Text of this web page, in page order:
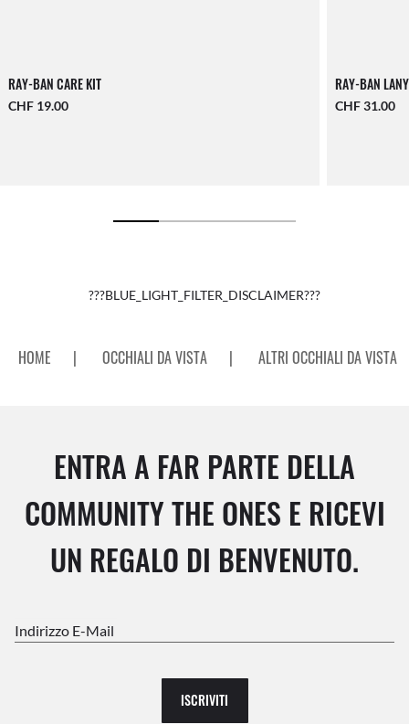
RAY-BAN CARE KIT
CHF 19.00
RAY-BAN
CHF 31.00
???BLUE_LIGHT_FILTER_DISCLAIMER???
HOME | OCCHIALI DA VISTA | ALTRI OCCHIALI DA VISTA
ENTRA A FAR PARTE DELLA
COMMUNITY THE ONES E RICEVI
UN REGALO DI BENVENUTO.
Indirizzo E-Mail
ISCRIVITI